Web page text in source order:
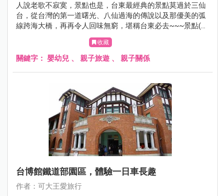
人說老歌不寂寞，景點也是，台東最經典的景點莫過於三仙
台，從台灣的第一道曙光、八仙過海的傳說以及那優美的弧
線跨海大橋，再再令人回味無窮，堪稱台東必去~~~景點(斷
點斷得很尷尬)。三仙台也是台灣少有的跨海景點，拾階踏上
拱橋遠眺愛心海灣。一旁是礫石沙灘，小孩玩石頭，爸媽吹
著海風讓人忘憂解愁。出發吧，一起越過跨海拱橋，尋找傳
收藏
關鍵字： 嬰幼兒 、 親子旅遊 、 親子關係
台博館鐵道部園區，體驗一日車長趣
作者：可大王愛旅行